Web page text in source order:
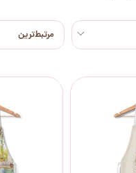
مرتبط‌ترین